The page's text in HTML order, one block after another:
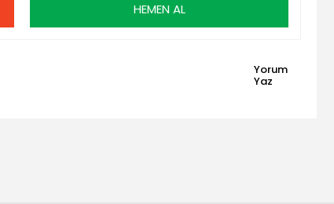
HEMEN AL
Yorum
Yaz